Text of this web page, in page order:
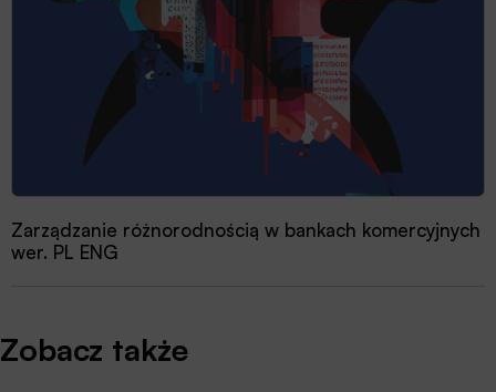
Zarządzanie różnorodnością w bankach komercyjnych
wer. PL ENG
Zobacz także